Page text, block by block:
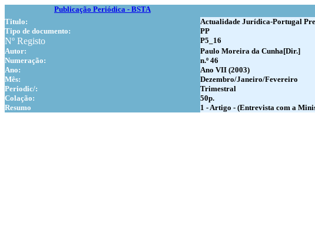
Publicação Periódica - BSTA
Titulo:
Actualidade Jurídica-Portugal
Tipo de documento:
PP
Nº Registo
P5_16
Autor:
Paulo Moreira da Cunha[Dir.]
Numeração:
n.º 46
Ano:
Ano VII (2003)
Mês:
Dezembro/Janeiro/Fevereiro
Periodic/:
Trimestral
Colação:
50p.
Resumo
1 - Artigo - (Entrevista com a